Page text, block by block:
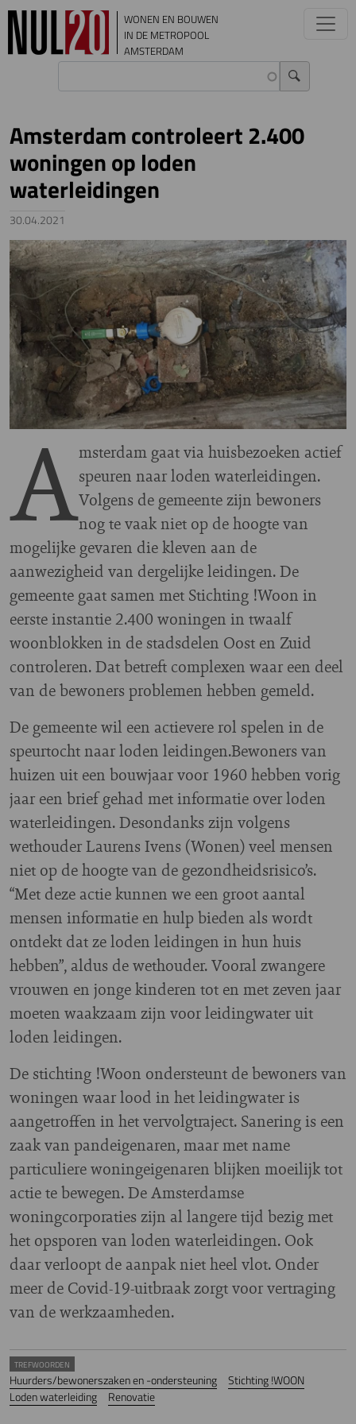
Overslaan en naar de inhoud gaan
WONEN EN BOUWEN
IN DE METROPOOL
AMSTERDAM
Amsterdam controleert 2.400
woningen op loden
waterleidingen
30.04.2021
Image
Amsterdam gaat via huisbezoeken actief
speuren naar loden waterleidingen.
Volgens de gemeente zijn bewoners
nog te vaak niet op de hoogte van
mogelijke gevaren die kleven aan de
aanwezigheid van dergelijke leidingen. De
gemeente gaat samen met Stichting !Woon in
eerste instantie 2.400 woningen in twaalf
woonblokken in de stadsdelen Oost en Zuid
controleren. Dat betreft complexen waar een deel
van de bewoners problemen hebben gemeld.
De gemeente wil een actievere rol spelen in de
speurtocht naar loden leidingen.Bewoners van
huizen uit een bouwjaar voor 1960 hebben vorig
jaar een brief gehad met informatie over loden
waterleidingen. Desondanks zijn volgens
wethouder Laurens Ivens (Wonen) veel mensen
niet op de hoogte van de gezondheidsrisico’s.
“Met deze actie kunnen we een groot aantal
mensen informatie en hulp bieden als wordt
ontdekt dat ze loden leidingen in hun huis
hebben”, aldus de wethouder. Vooral zwangere
vrouwen en jonge kinderen tot en met zeven jaar
moeten waakzaam zijn voor leidingwater uit
loden leidingen.
De stichting !Woon ondersteunt de bewoners van
woningen waar lood in het leidingwater is
aangetroffen in het vervolgtraject. Sanering is een
zaak van pandeigenaren, maar met name
particuliere woningeigenaren blijken moeilijk tot
actie te bewegen. De Amsterdamse
woningcorporaties zijn al langere tijd bezig met
het opsporen van loden waterleidingen. Ook
daar verloopt de aanpak niet heel vlot. Onder
meer de Covid-19-uitbraak zorgt voor vertraging
van de werkzaamheden.
TREFWOORDEN
Huurders/bewonerszaken en -ondersteuning
Stichting !WOON
Loden waterleiding
Renovatie